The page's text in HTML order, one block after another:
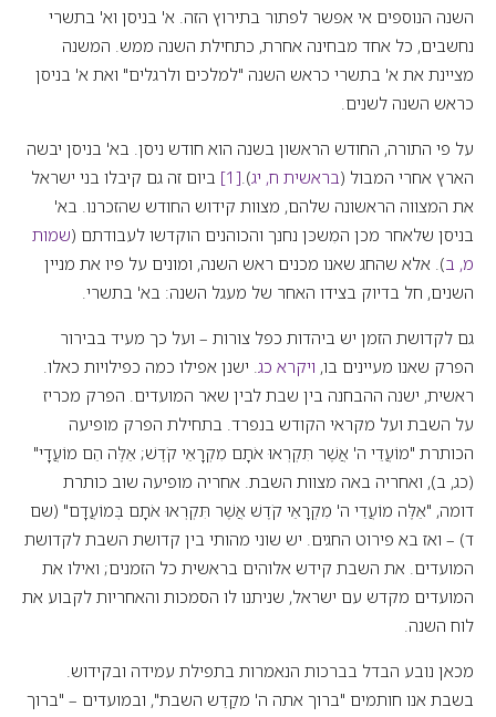
השנה הנוספים אי אפשר לפתור בתירוץ הזה. א' בניסן וא' בתשרי
נחשבים, כל אחד מבחינה אחרת, כתחילת השנה ממש. המשנה
מציינת את א' בתשרי כראש השנה "למלכים ולרגלים" ואת א' בניסן
כראש השנה לשנים.
על פי התורה, החודש הראשון בשנה הוא חודש ניסן. בא' בניסן יבשה
הארץ אחרי המבול (בראשית ח, יג).
[1]
ביום זה גם קיבלו בני ישראל
את המצווה הראשונה שלהם, מצוות קידוש החודש שהזכרנו. בא'
בניסן שלאחר מכן המִשכּן נחנך והכוהנים הוקדשו לעבודתם (שמות
מ, ב). אלא שהחג שאנו מכנים ראש השנה, ומונים על פיו את מניין
השנים, חל בדיוק בצידו האחר של מעגל השנה: בא' בתשרי.
גם לקדושת הזמן יש ביהדות כפל צורות – ועל כך מעיד בבירור
הפרק שאנו מעיינים בו, ויקרא כג . ישנן אפילו כמה כפילויות כאלו.
ראשית, ישנה ההבחנה בין שבת לבין שאר המועדים. הפרק מכריז
על השבת ועל מקראי הקודש בנפרד. בתחילת הפרק מופיעה
הכותרת "מוֹעֲדֵי ה' אֲשֶׁר תִּקְרְאוּ אֹתָם מִקְרָאֵי קֹדֶשׁ; אֵלֶּה הֵם מוֹעֲדָי"
(כג, ב), ואחריה באה מצוות השבת. אחריה מופיעה שוב כותרת
דומה, "אֵלֶּה מוֹעֲדֵי ה' מִקְרָאֵי קֹדֶשׁ אֲשֶׁר תִּקְרְאוּ אֹתָם בְּמוֹעֲדָם" (שם
ד) – ואז בא פירוט החגים. יש שוני מהותי בין קדושת השבת לקדושת
המועדים. את השבת קידש אלוהים בראשית כל הזמנים; ואילו את
המועדים מקדש עם ישראל, שניתנו לו הסמכות והאחריות לקבוע את
לוח השנה.
מכאן נובע הבדל בברכות הנאמרות בתפילת עמידה ובקידוש.
בשבת אנו חותמים "ברוך אתה ה' מקַדֵש השבת", ובמועדים – "ברוך